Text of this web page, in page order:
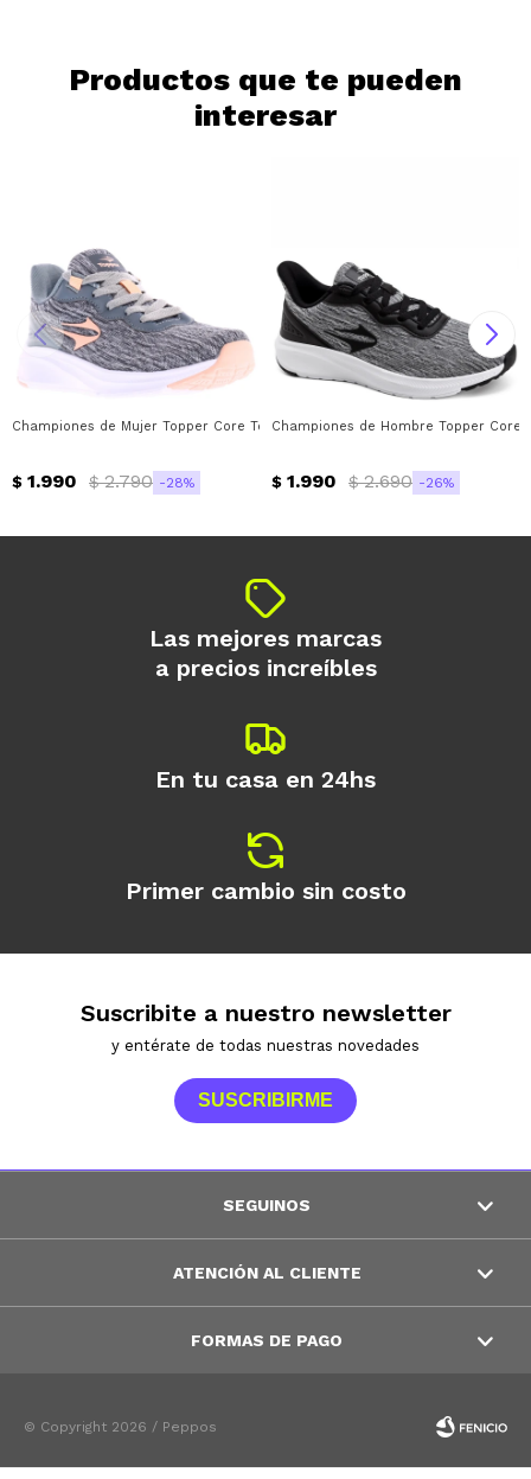
Productos que te pueden
interesar
Championes de Mujer Topper Core Topper - Gris - Rosa
$ 1.990 $ 2.790 28
Championes de Hombre Topper Core
$ 1.990 $ 2.690 26
Las mejores marcas
a precios increíbles
En tu casa en 24hs
Primer cambio sin costo
Suscribite a nuestro newsletter
y entérate de todas nuestras novedades
SUSCRIBIRME
SEGUINOS
ATENCIÓN AL CLIENTE
FORMAS DE PAGO
© Copyright 2026 / Peppos